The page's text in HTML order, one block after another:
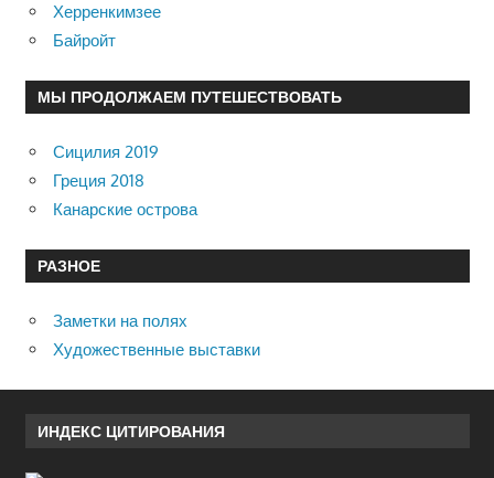
Херренкимзее
Байройт
МЫ ПРОДОЛЖАЕМ ПУТЕШЕСТВОВАТЬ
Сицилия 2019
Греция 2018
Канарские острова
РАЗНОЕ
Заметки на полях
Художественные выставки
ИНДЕКС ЦИТИРОВАНИЯ